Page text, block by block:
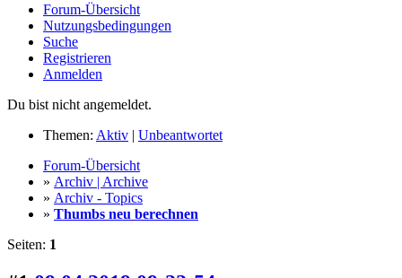
Forum-Übersicht
Nutzungsbedingungen
Suche
Registrieren
Anmelden
Du bist nicht angemeldet.
Themen: Aktiv | Unbeantwortet
Forum-Übersicht
» Archiv | Archive
» Archiv - Topics
» Thumbs neu berechnen
Seiten: 1